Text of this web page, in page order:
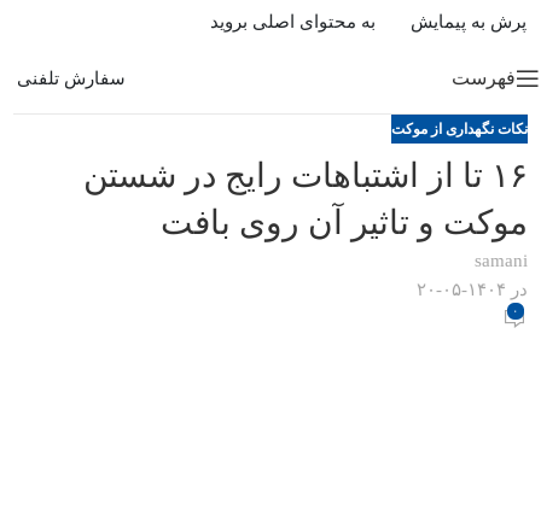
پرش به پیمایش به محتوای اصلی بروید
فهرست سفارش تلفنی
نکات نگهداری از موکت
۱۶ تا از اشتباهات رایج در شستن
موکت و تاثیر آن روی بافت
samani
در ۱۴۰۴-۰۵-۲۰
۰